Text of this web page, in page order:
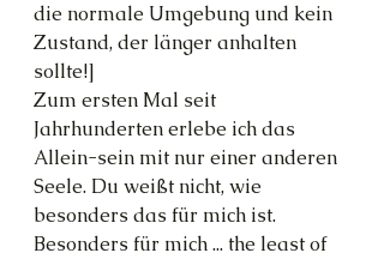
die normale Umgebung und kein
Zustand, der länger anhalten
sollte!]
Zum ersten Mal seit
Jahrhunderten erlebe ich das
Allein-sein mit nur einer anderen
Seele. Du weißt nicht, wie
besonders das für mich ist.
Besonders für mich ... the least of